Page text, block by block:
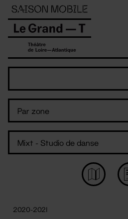
Panneau de gestion des cookies